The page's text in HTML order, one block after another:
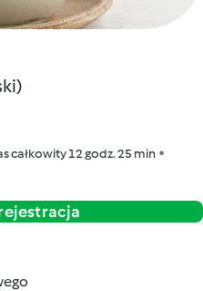
całkowity 12 godz. 25 min